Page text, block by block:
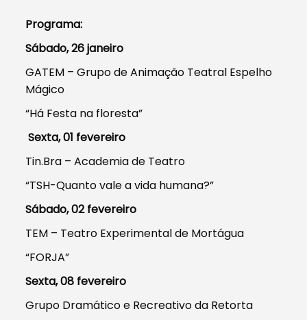
Programa:
Sábado, 26 janeiro
GATEM – Grupo de Animação Teatral Espelho
Mágico
“Há Festa na floresta”
Sexta, 01 fevereiro
Tin.Bra – Academia de Teatro
“TSH-Quanto vale a vida humana?”
Sábado, 02 fevereiro
TEM – Teatro Experimental de Mortágua
“FORJA”
Sexta, 08 fevereiro
Grupo Dramático e Recreativo da Retorta